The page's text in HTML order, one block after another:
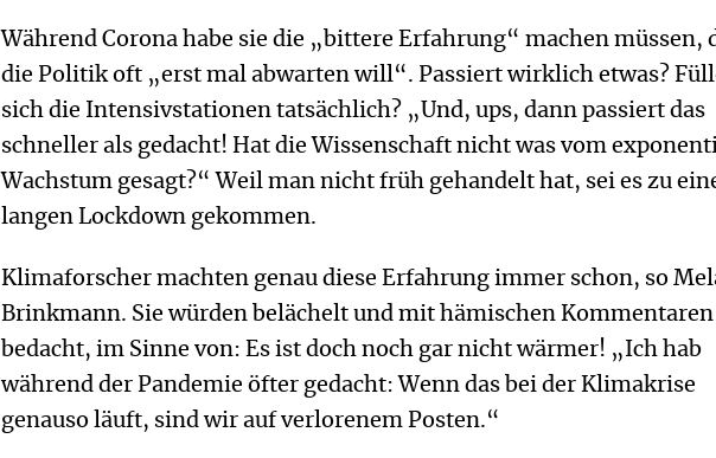
Während Corona habe sie die „bittere Erfahrung“ machen müssen,
die Politik oft „erst mal abwarten will“. Passiert wirklich etwas?
sich die Intensivstationen tatsächlich? „Und, ups, dann passiert das
schneller als gedacht! Hat die Wissenschaft nicht was vom
Wachstum gesagt?“ Weil man nicht früh gehandelt hat, sei es zu
langen Lockdown gekommen.
Klimaforscher machten genau diese Erfahrung immer schon, so
Brinkmann. Sie würden belächelt und mit hämischen Kommentaren
bedacht, im Sinne von: Es ist doch noch gar nicht wärmer! „Ich hab
während der Pandemie öfter gedacht: Wenn das bei der Klimakrise
genauso läuft, sind wir auf verlorenem Posten.“